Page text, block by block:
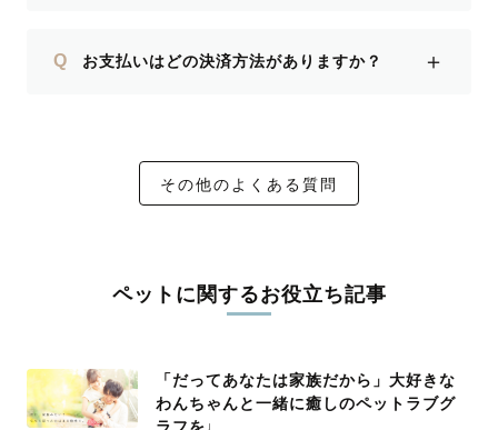
Q お支払いはどの決済方法がありますか？ ＋
その他のよくある質問
ペットに関するお役立ち記事
「だってあなたは家族だから」大好きな
わんちゃんと一緒に癒しのペットラブグ